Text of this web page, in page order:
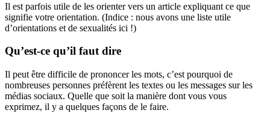
Il est parfois utile de les orienter vers un article expliquant ce que
signifie votre orientation. (Indice : nous avons une liste utile
d’orientations et de sexualités ici !)
Qu’est-ce qu’il faut dire
Il peut être difficile de prononcer les mots, c’est pourquoi de
nombreuses personnes préfèrent les textes ou les messages sur les
médias sociaux. Quelle que soit la manière dont vous vous
exprimez, il y a quelques façons de le faire.